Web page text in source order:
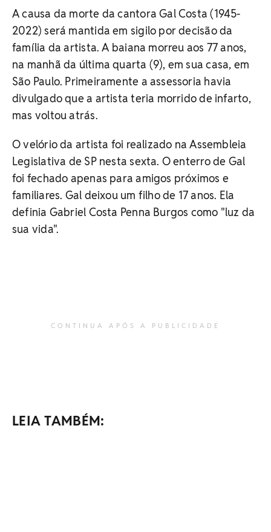
A causa da morte da cantora Gal Costa (1945-
2022) será mantida em sigilo por decisão da
família da artista. A baiana morreu aos 77 anos,
na manhã da última quarta (9), em sua casa, em
São Paulo. Primeiramente a assessoria havia
divulgado que a artista teria morrido de infarto,
mas voltou atrás.
O velório da artista foi realizado na Assembleia
Legislativa de SP nesta sexta. O enterro de Gal
foi fechado apenas para amigos próximos e
familiares. Gal deixou um filho de 17 anos. Ela
definia Gabriel Costa Penna Burgos como "luz da
sua vida".
CONTINUA APÓS A PUBLICIDADE
LEIA TAMBÉM: